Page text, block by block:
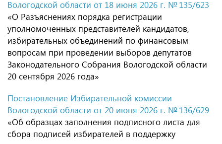
Вологодской области от 18 июня 2026 г. № 135/623
«О Разъяснениях порядка регистрации
уполномоченных представителей кандидатов,
избирательных объединений по финансовым
вопросам при проведении выборов депутатов
Законодательного Собрания Вологодской области
20 сентября 2026 года»
Постановление Избирательной комиссии
Вологодской области от 20 июня 2026 г. № 136/629
«Об образцах заполнения подписного листа для
сбора подписей избирателей в поддержку